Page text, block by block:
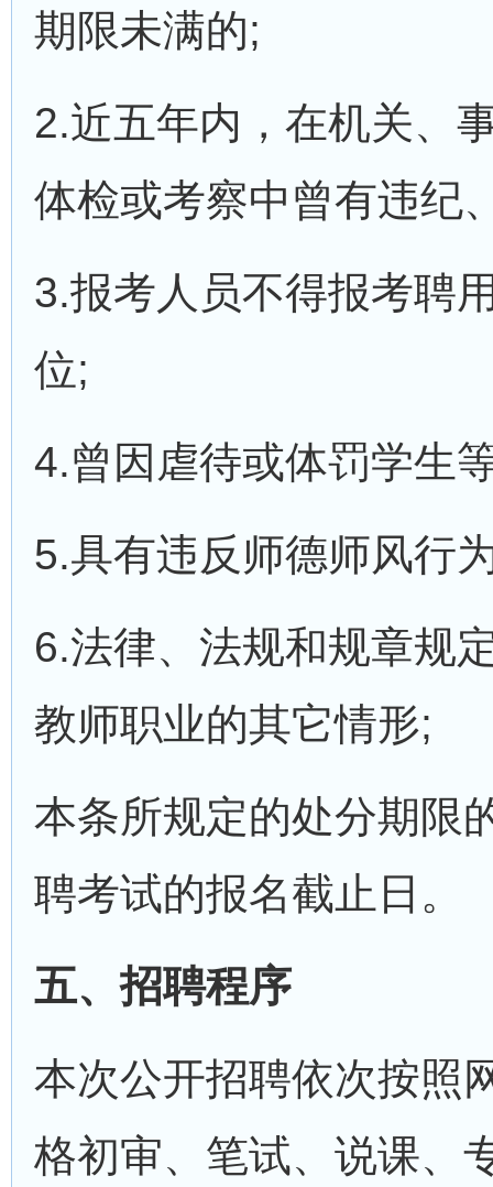
期限未满的;
2.近五年内，在机关、
体检或考察中曾有违纪
3.报考人员不得报考聘
位;
4.曾因虐待或体罚学生
5.具有违反师德师风行
6.法律、法规和规章规
教师职业的其它情形;
本条所规定的处分期限
聘考试的报名截止日。
五、招聘程序
本次公开招聘依次按照
格初审、笔试、说课、